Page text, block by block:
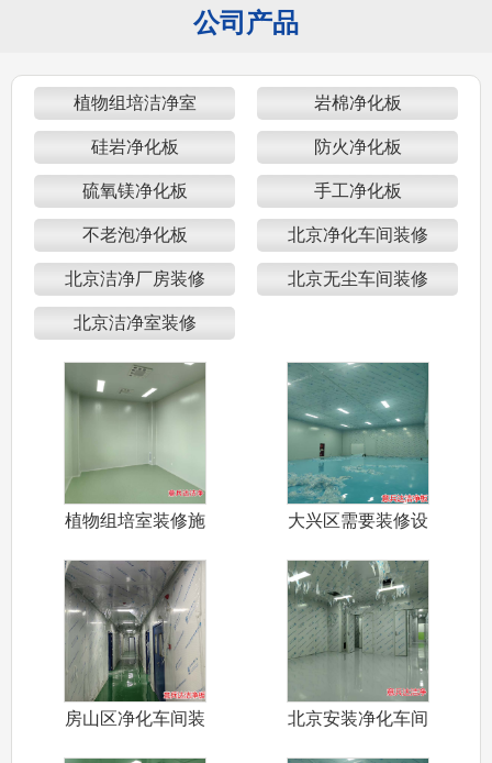
公司产品
植物组培洁净室 岩棉净化板
硅岩净化板 防火净化板
硫氧镁净化板 手工净化板
不老泡净化板 北京净化车间装修
北京洁净厂房装修 北京无尘车间装修
北京洁净室装修
植物组培室装修施
大兴区需要装修设
房山区净化车间装
北京安装净化车间